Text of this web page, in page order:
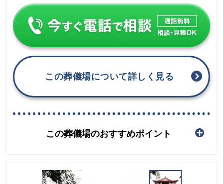
この葬儀場について詳しく見る
この葬儀場のおすすめポイント